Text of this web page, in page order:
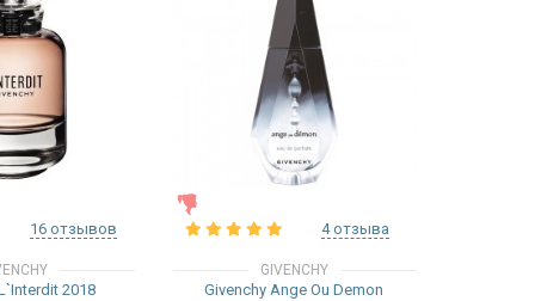
16 отзывов
2018
4 отзыва
GIVENCHY
Givenchy Ange Ou Demon